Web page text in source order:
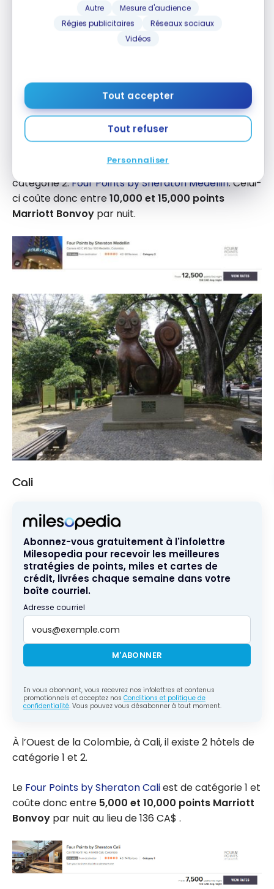
Autre
Mesure d'audience
Régies publicitaires
Réseaux sociaux
Vidéos
Tout accepter
Tout refuser
Personnaliser
À Medellin, il y a un hôtel Marriott Bonvoy de
catégorie 2:Four Points by Sheraton Medellin. Celui-
ci coûte donc entre10,000 et 15,000 points
Marriott Bonvoy par nuit.
Cali
Abonnez-vous gratuitement à l'infolettre
Milesopedia pour recevoir les meilleures
stratégies de points, miles et cartes de
crédit, livrées chaque semaine dans votre
boîte courriel.
Adresse courriel
M'ABONNER
En vous abonnant, vous recevrez nos infolettres et contenus
promotionnels et acceptez nos Conditions et politique de
confidentialité. Vous pouvez vous désabonner à tout moment.
À l’Ouest de la Colombie, à Cali, il existe 2 hôtels de
catégorie 1 et 2.
Le Four Points by Sheraton Caliest de catégorie 1 et
coûte donc entre 5,000 et 10,000 points Marriott
Bonvoy par nuit au lieu de 136 CA$ .